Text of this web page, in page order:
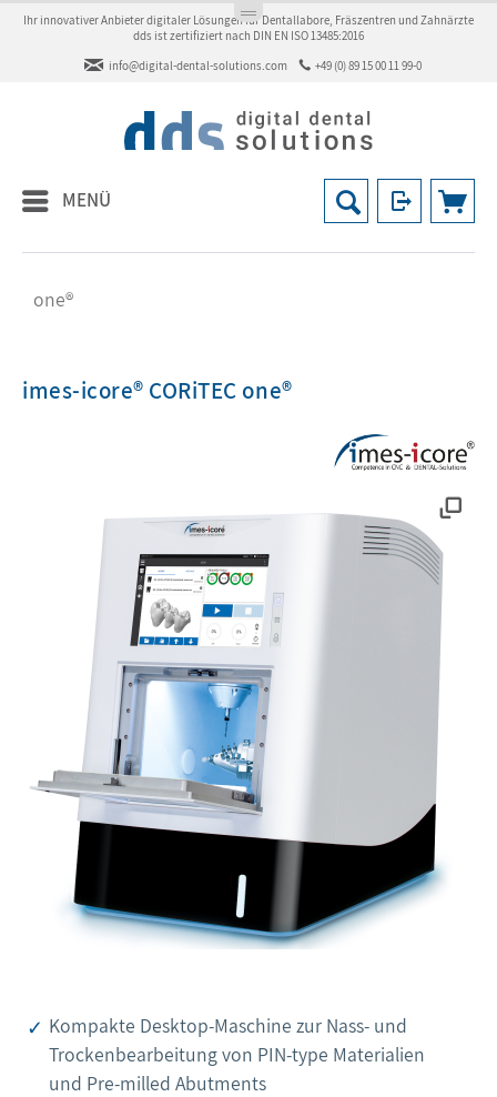
Ihr innovativer Anbieter digitaler Lösungen für Dentallabore, Fräszentren und Zahnärzte
dds ist zertifiziert nach DIN EN ISO 13485:2016
info@digital-dental-solutions.com
+49 (0) 89 15 00 11 99-0
MENÜ
one®
imes-icore® CORiTEC one®
Kompakte Desktop-Maschine zur Nass- und
Trockenbearbeitung von PIN-type Materialien
und Pre-milled Abutments